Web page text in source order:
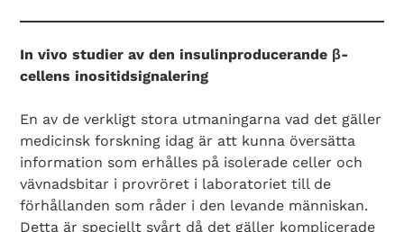
In vivo studier av den insulinproducerande β-
cellens inositidsignalering
En av de verkligt stora utmaningarna vad det gäller
medicinsk forskning idag är att kunna översätta
information som erhålles på isolerade celler och
vävnadsbitar i provröret i laboratoriet till de
förhållanden som råder i den levande människan.
Detta är speciellt svårt då det gäller komplicerade